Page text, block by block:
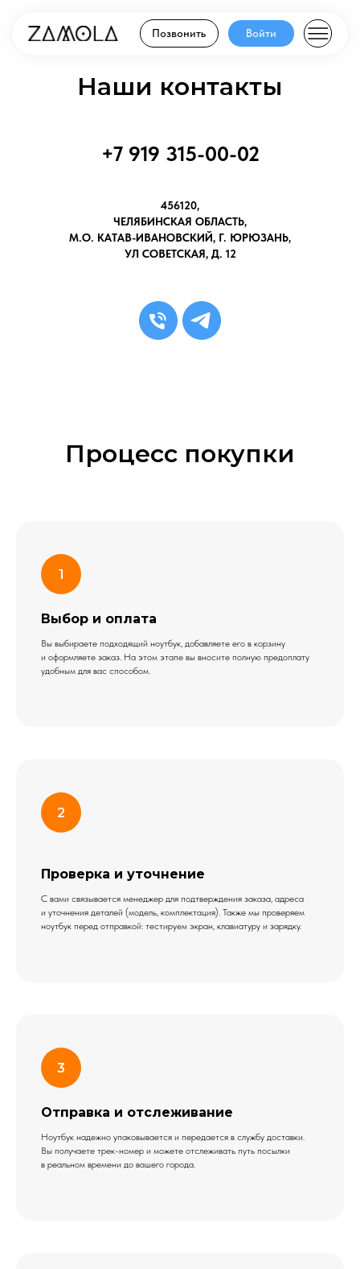
Позвонить Войти
Позвонить
Наши контакты
+7 919 315-00-02
456120,
ЧЕЛЯБИНСКАЯ ОБЛАСТЬ,
М.О. КАТАВ-ИВАНОВСКИЙ, Г. ЮРЮЗАНЬ,
УЛ СОВЕТСКАЯ, Д. 12
Процесс покупки
Выбор и оплата
Вы выбираете подходящий ноутбук, добавляете его в корзину
и оформляете заказ. На этом этапе вы вносите полную предоплату
удобным для вас способом.
Проверка и уточнение
С вами связывается менеджер для подтверждения заказа, адреса
и уточнения деталей (модель, комплектация). Также мы проверяем
ноутбук перед отправкой: тестируем экран, клавиатуру и зарядку.
Отправка и отслеживание
Ноутбук надежно упаковывается и передается в службу доставки.
Вы получаете трек-номер и можете отслеживать путь посылки
в реальном времени до вашего города.